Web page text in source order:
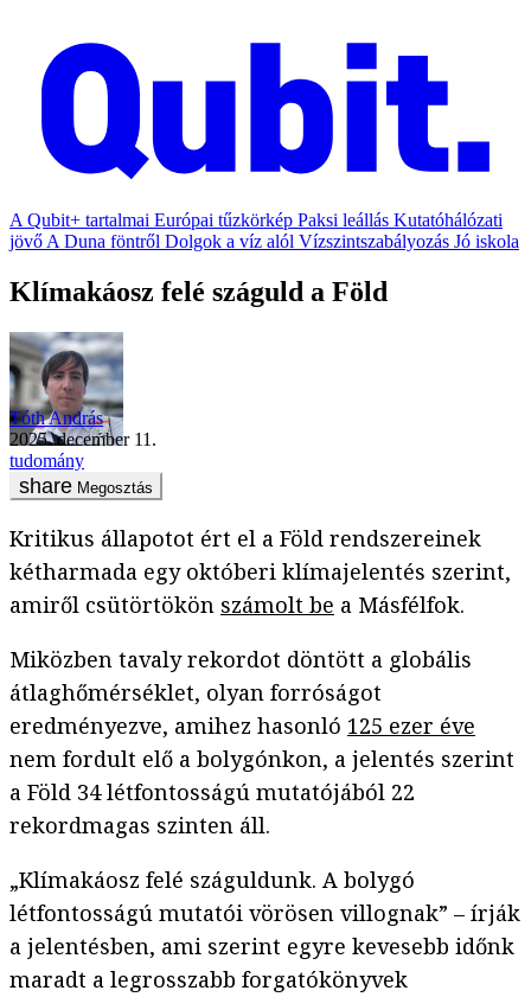
A Qubit+ tartalmai Európai tűzkörkép Paksi leállás Kutatóhálózati
jövő A Duna föntről Dolgok a víz alól Vízszintszabályozás Jó iskola
Klímakáosz felé száguld a Föld
Tóth András
2025. december 11.
tudomány
Megosztás
Kritikus állapotot ért el a Föld rendszereinek
kétharmada egy októberi klímajelentés szerint,
amiről csütörtökön számolt be a Másfélfok.
Miközben tavaly rekordot döntött a globális
átlaghőmérséklet, olyan forróságot
eredményezve, amihez hasonló 125 ezer éve
nem fordult elő a bolygónkon, a jelentés szerint
a Föld 34 létfontosságú mutatójából 22
rekordmagas szinten áll.
„Klímakáosz felé száguldunk. A bolygó
létfontosságú mutatói vörösen villognak” – írják
a jelentésben, ami szerint egyre kevesebb időnk
maradt a legrosszabb forgatókönyvek